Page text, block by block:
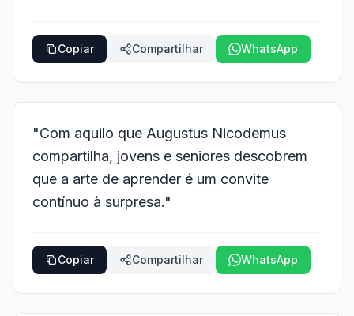
Copiar Compartilhar WhatsApp
"Com aquilo que Augustus Nicodemus
compartilha, jovens e seniores descobrem
que a arte de aprender é um convite
contínuo à surpresa."
Copiar Compartilhar WhatsApp